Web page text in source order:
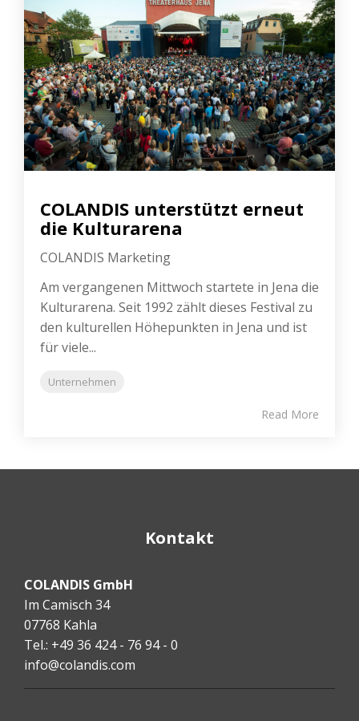
COLANDIS unterstützt erneut
die Kulturarena
COLANDIS Marketing
Am vergangenen Mittwoch startete in Jena die
Kulturarena. Seit 1992 zählt dieses Festival zu
den kulturellen Höhepunkten in Jena und ist
für viele...
Unternehmen
Read More
Kontakt
COLANDIS GmbH
Im Camisch 34
07768 Kahla
Tel.: +49 36 424 - 76 94 - 0
info@colandis.com